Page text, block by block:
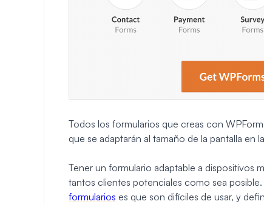
Todos los formularios que creas con
que se adaptarán al tamaño de la pantalla en
Tener un formulario adaptable a dispositivos
tantos clientes potenciales como sea posible.
formularios es que son difíciles de usar, y